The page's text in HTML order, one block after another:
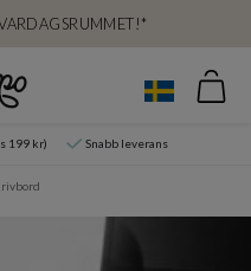
199 kr) Snabb leverans